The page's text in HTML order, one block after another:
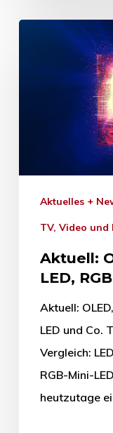
Aktuelles +
TV, Video
Aktuell:
LED,
Aktuell:
LED und Co.
Vergleich:
RGB-Mini-
heutzutage